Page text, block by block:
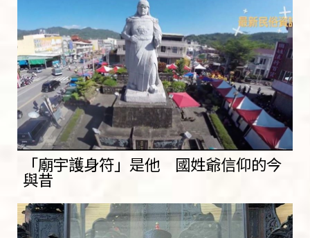
「廟宇護身符」是他 國姓爺信仰的今
與昔